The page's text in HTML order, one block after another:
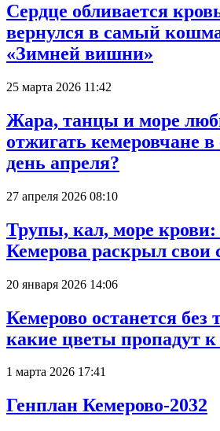
Сердце обливается
вернулся в самый
«Зимней вишни»
25 марта 2026 11:42
Жара, танцы и море
отжигать кемеровчане
день апреля?
27 апреля 2026 08:10
Трупы, кал, море
Кемерова раскрыл свои
20 января 2026 14:06
Кемерово останется без
какие цветы пропадут к
1 марта 2026 17:41
Генплан Кемерово-2032